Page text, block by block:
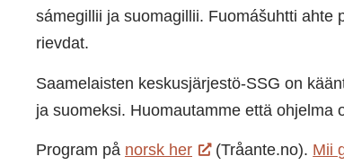
sámegillii ja suomagillii. Fuomášuhtti ahte
rievdat.
Saamelaisten keskusjärjestö-SSG on
ja suomeksi. Huomautamme että ohjelma
Program på norsk her (Tråante.no). Mii